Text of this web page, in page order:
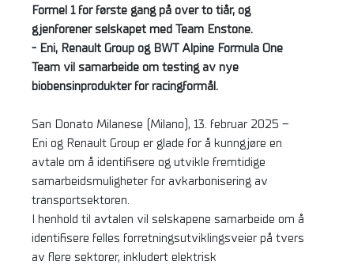
Formel 1 for første gang på over to tiår, og
gjenforener selskapet med Team Enstone.
- Eni, Renault Group og BWT Alpine Formula One
Team vil samarbeide om testing av nye
biobensinprodukter for racingformål.
San Donato Milanese (Milano), 13. februar 2025 –
Eni og Renault Group er glade for å kunngjøre en
avtale om å identifisere og utvikle fremtidige
samarbeidsmuligheter for avkarbonisering av
transportsektoren.
I henhold til avtalen vil selskapene samarbeide om å
identifisere felles forretningsutviklingsveier på tvers
av flere sektorer, inkludert elektrisk